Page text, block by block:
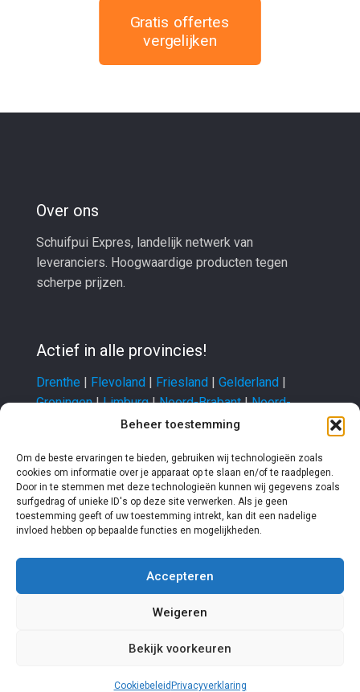
Beheer toestemming
Om de beste ervaringen te bieden, gebruiken wij technologieën zoals
cookies om informatie over je apparaat op te slaan en/of te raadplegen.
Door in te stemmen met deze technologieën kunnen wij gegevens zoals
surfgedrag of unieke ID's op deze site verwerken. Als je geen
toestemming geeft of uw toestemming intrekt, kan dit een nadelige
invloed hebben op bepaalde functies en mogelijkheden.
Accepteren
Weigeren
Bekijk voorkeuren
Cookiebeleid Privacyverklaring
Gratis offertes
vergelijken
Over ons
Schuifpui Expres, landelijk netwerk van
leveranciers. Hoogwaardige producten tegen
scherpe prijzen.
Actief in alle provincies!
Drenthe | Flevoland | Friesland | Gelderland |
Groningen|Limburg|Noord-Brabant|Noord-
Overijssel|Utrecht|Zeeland
Bedrijf aanmelden
Privacyverklaring